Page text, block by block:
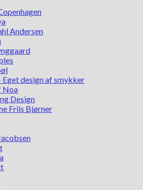
Andersen
Eget design af smykker
Noa
Design
Friis Bjørner